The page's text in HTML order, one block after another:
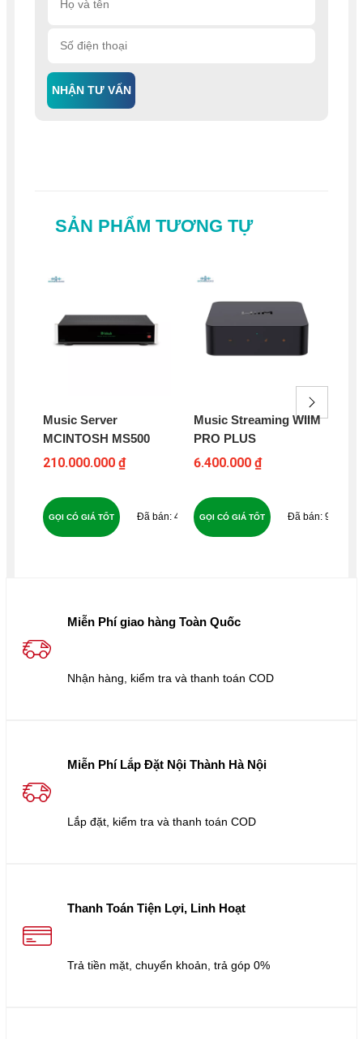
NHẬN TƯ VẤN
SẢN PHẨM TƯƠNG TỰ
Music Server
MCINTOSH MS500
210.000.000 ₫
47
GỌI CÓ GIÁ TỐT
Music Streaming WIIM
PRO PLUS
6.400.000 ₫
90
GỌI CÓ GIÁ TỐT
Miễn Phí giao hàng Toàn Quốc
Nhận hàng, kiểm tra và thanh toán COD
Miễn Phí Lắp Đặt Nội Thành Hà Nội
Lắp đặt, kiểm tra và thanh toán COD
Thanh Toán Tiện Lợi, Linh Hoạt
Trả tiền mặt, chuyển khoản, trả góp 0%